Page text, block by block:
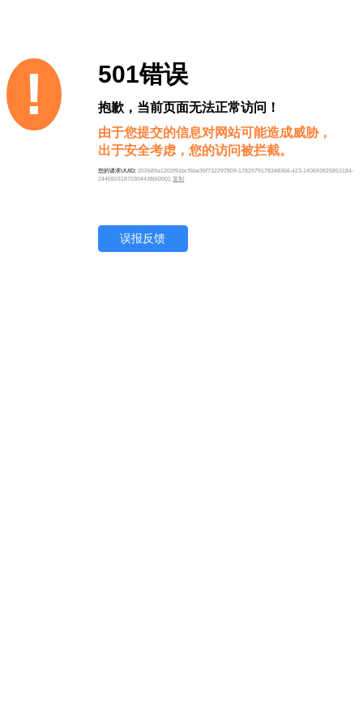
! 501错误
抱歉，当前页面无法正常访问！
由于您提交的信息对网站可能造成威胁，
出于安全考虑，您的访问被拦截。
您的请求UUID: 202689a1202f91bcf5be35f732297809-1782979178348366-423-140693825853184-
24455031870304438|60001 复制
误报反馈